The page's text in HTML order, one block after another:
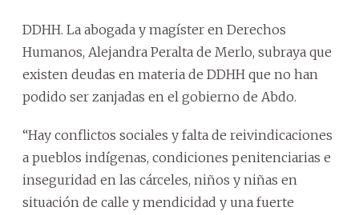
DDHH. La abogada y magíster en Derechos
Humanos, Alejandra Peralta de Merlo, subraya que
existen deudas en materia de DDHH que no han
podido ser zanjadas en el gobierno de Abdo.
“Hay conflictos sociales y falta de reivindicaciones
a pueblos indígenas, condiciones penitenciarias e
inseguridad en las cárceles, niños y niñas en
situación de calle y mendicidad y una fuerte